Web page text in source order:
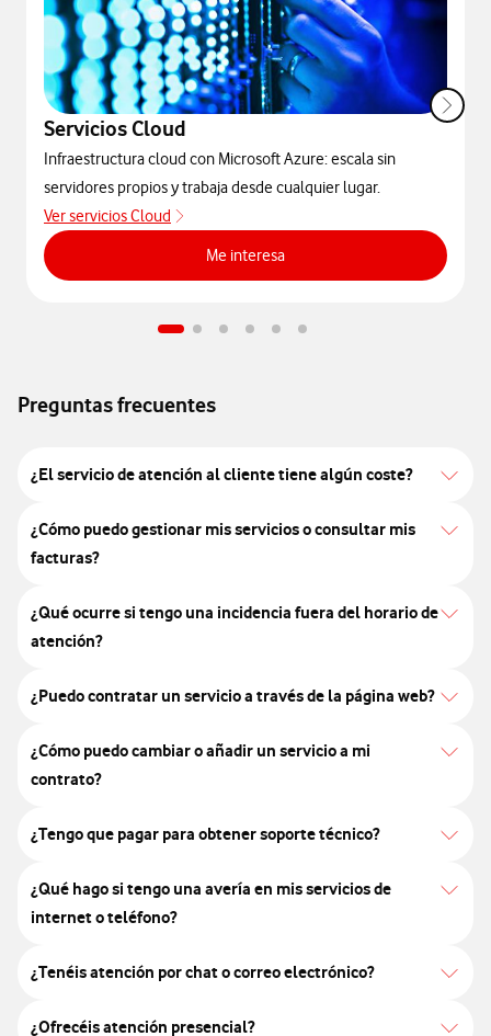
Servicios Cloud
Infraestructura cloud con Microsoft Azure: escala sin
servidores propios y trabaja desde cualquier lugar.
Ver servicios Cloud
Me interesasobre Servicios Cloud
Preguntas frecuentes
¿El servicio de atención al cliente tiene algún coste?
¿Cómo puedo gestionar mis servicios o consultar mis
facturas?
¿Qué ocurre si tengo una incidencia fuera del horario de
atención?
¿Puedo contratar un servicio a través de la página web?
¿Cómo puedo cambiar o añadir un servicio a mi
contrato?
¿Tengo que pagar para obtener soporte técnico?
¿Qué hago si tengo una avería en mis servicios de
internet o teléfono?
¿Tenéis atención por chat o correo electrónico?
¿Ofrecéis atención presencial?